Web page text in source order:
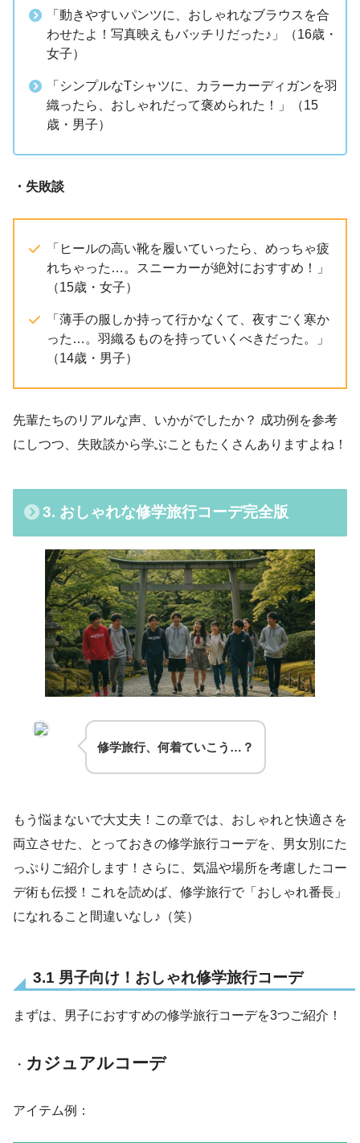
「動きやすいパンツに、おしゃれなブラウスを合
わせたよ！写真映えもバッチリだった♪」（16歳・
女子）
「シンプルなTシャツに、カラーカーディガンを羽
織ったら、おしゃれだって褒められた！」（15
歳・男子）
・失敗談
「ヒールの高い靴を履いていったら、めっちゃ疲
れちゃった…。スニーカーが絶対におすすめ！」
（15歳・女子）
「薄手の服しか持って行かなくて、夜すごく寒か
った…。羽織るものを持っていくべきだった。」
（14歳・男子）
先輩たちのリアルな声、いかがでしたか？ 成功例を参考
にしつつ、失敗談から学ぶこともたくさんありますよね！
3. おしゃれな修学旅行コーデ完全版
修学旅行、何着ていこう…？
もう悩まないで大丈夫！この章では、おしゃれと快適さを
両立させた、とっておきの修学旅行コーデを、男女別にた
っぷりご紹介します！さらに、気温や場所を考慮したコー
デ術も伝授！これを読めば、修学旅行で「おしゃれ番長」
になれること間違いなし♪（笑）
3.1 男子向け！おしゃれ修学旅行コーデ
まずは、男子におすすめの修学旅行コーデを3つご紹介！
・ カジュアルコーデ
アイテム例：